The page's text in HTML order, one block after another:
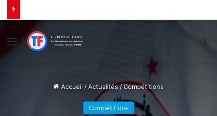
Menu
Accueil /Actualités/Compétitions
Compétitions